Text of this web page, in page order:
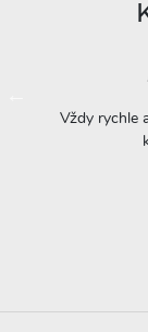
Vždy rychle